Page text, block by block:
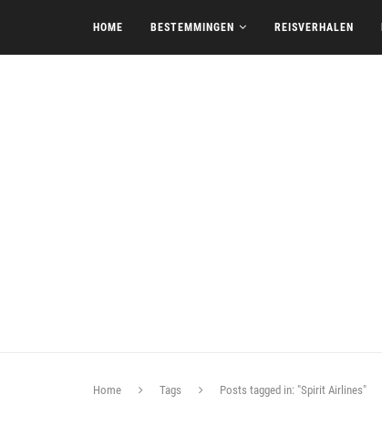
HOME BESTEMMINGEN REISVERHALEN
Home Tags Posts tagged in: "Spirit Airlines"